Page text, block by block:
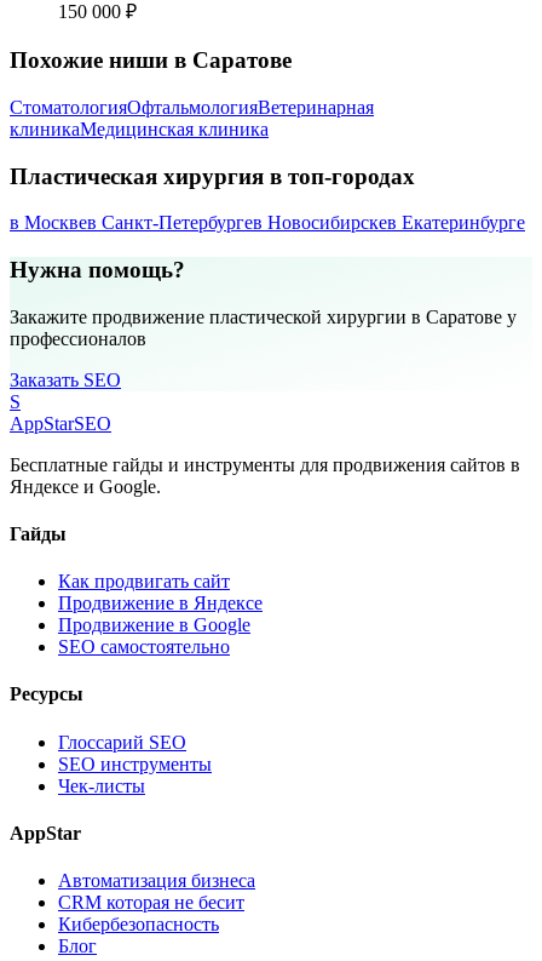
150 000 ₽
Похожие ниши в Саратове
СтоматологияОфтальмологияВетеринарная
клиникаМедицинская клиника
Пластическая хирургия в топ-городах
в Москвев Санкт-Петербургев Новосибирскев Екатеринбурге
Нужна помощь?
Закажите продвижение пластической хирургии в Саратове у
профессионалов
Заказать SEO
S
AppStarSEO
Бесплатные гайды и инструменты для продвижения сайтов в
Яндексе и Google.
Гайды
Как продвигать сайт
Продвижение в Яндексе
Продвижение в Google
SEO самостоятельно
Ресурсы
Глоссарий SEO
SEO инструменты
Чек-листы
AppStar
Автоматизация бизнеса
CRM которая не бесит
Кибербезопасность
Блог